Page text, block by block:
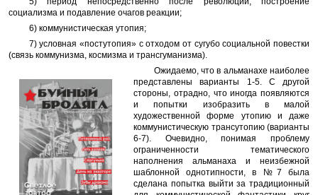
социализма и подавление очагов реакции;
6) коммунистическая утопия;
7) условная «постутопия» с отходом от сугубо социальной повестки
(связь коммунизма, космизма и трансгуманизма).
Ожидаемо, что в альманахе наиболее
представлены варианты 1-5. С другой
стороны, отрадно, что иногда появляются
и попытки изобразить в малой
художественной форме утопию и даже
коммунистическую трансутопию (варианты
6-7). Очевидно, понимая проблему
ограниченности тематического
наполнения альманаха и неизбежной
шаблонной однотипности, в №7 была
сделана попытка выйти за традиционный